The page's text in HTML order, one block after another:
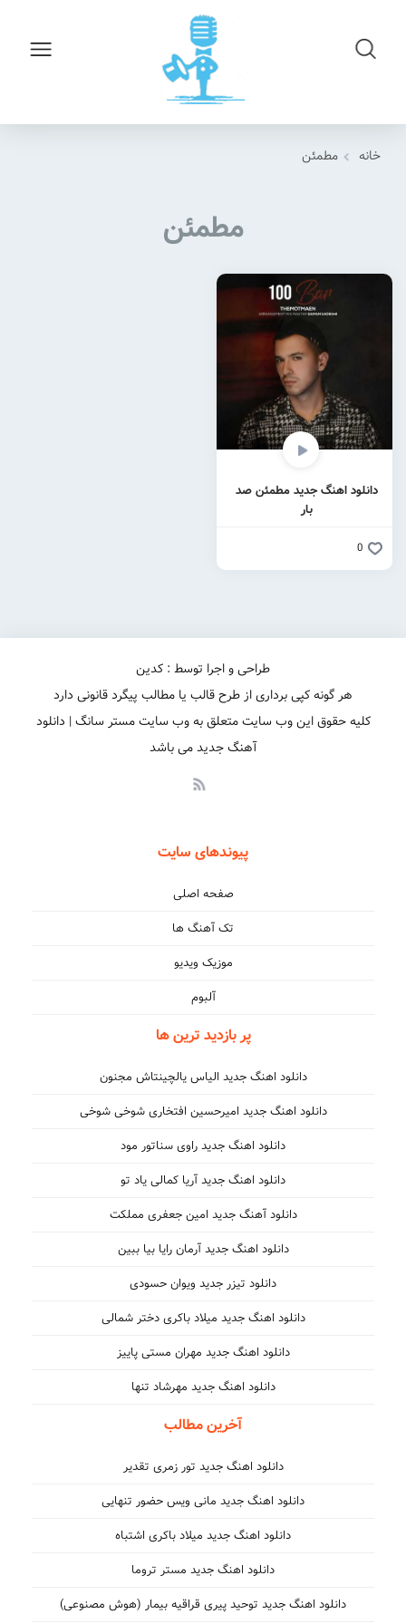
خانه مطمئن
مطمئن
دانلود اهنگ جدید مطمئن صد
بار
0
طراحی و اجرا توسط : کدین
هر گونه کپی برداری از طرح قالب یا مطالب پیگرد قانونی دارد
کلیه حقوق این وب سایت متعلق به وب سایت مستر سانگ | دانلود
آهنگ جدید می باشد
پیوندهای سایت
صفحه اصلی
تک آهنگ ها
موزیک ویدیو
آلبوم
پر بازدید ترین ها
دانلود اهنگ جدید الیاس یالچینتاش مجنون
دانلود اهنگ جدید امیرحسین افتخاری شوخی شوخی
دانلود اهنگ جدید راوی سناتور مود
دانلود اهنگ جدید آریا کمالی یاد تو
دانلود آهنگ جدید امین جعفری مملکت
دانلود اهنگ جدید آرمان رایا بیا ببین
دانلود تیزر جدید ویوان حسودی
دانلود اهنگ جدید میلاد باکری دختر شمالی
دانلود اهنگ جدید مهران مستی پاییز
دانلود اهنگ جدید مهرشاد تنها
آخرین مطالب
دانلود اهنگ جدید تور زمری تقدیر
دانلود اهنگ جدید مانی ویس حضور تنهایی
دانلود اهنگ جدید میلاد باکری اشتباه
دانلود اهنگ جدید مستر تروما
دانلود اهنگ جدید توحید پیری قراقیه بیمار (هوش مصنوعی)